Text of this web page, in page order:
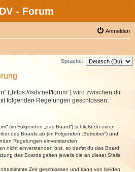
- Forum
Anmelden
Sprache:
(„https://isdv.net/forum“) wird zwischen dir
folgenden Regelungen geschlossen:
(im Folgenden „das Board“) schließt du einen
des Boards ab (im Folgenden „Betreiber“) und
Regelungen einverstanden.
nicht einverstanden bist, so darfst du das Board
des Boards gelten jeweils die an dieser Stelle
Zeit geschlossen und kann von beiden